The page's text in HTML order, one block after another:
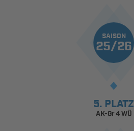
SAISON
25/26
5. PLATZ
AK-Gr 4 WÜ